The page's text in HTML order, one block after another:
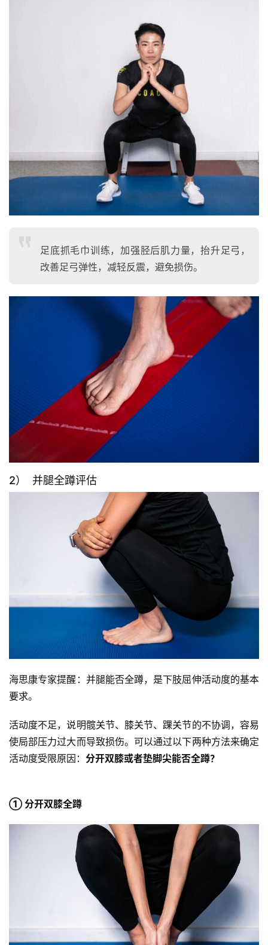
足底抓毛巾训练，加强胫后肌力量，抬升足弓，
改善足弓弹性，减轻反震，避免损伤。
2） 并腿全蹲评估
海思康专家提醒：并腿能否全蹲，是下肢屈伸活动度的基本
要求。
活动度不足，说明髋关节、膝关节、踝关节的不协调，容易
使局部压力过大而导致损伤。可以通过以下两种方法来确定
活动度受限原因： 分开双膝或者垫脚尖能否全蹲？
① 分开双膝全蹲